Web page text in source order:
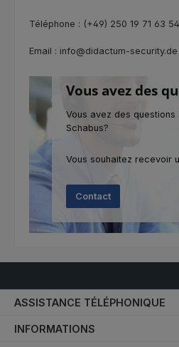
Téléphone : (+49) 250 19 71 63
Email : info@didactum-security.de
Vous avez des
Vous avez des questions
Schabus?
Vous souhaitez recevoir
Contact
ASSISTANCE TÉLÉPHONIQUE
INFORMATIONS